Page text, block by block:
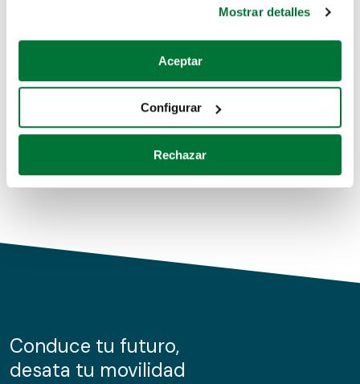
Si lo permite, también quisiéramos:
Recopilar información sobre su ubicación geográfica
Identificar su dispositivo analizándolo activamente
para buscar características específicas (huellas
Obtenga más información sobre cómo se procesan sus
de cookies.
información sobre el uso que haga del sitio web con
nuestros partners de redes sociales, publicidad y análisis
Mostrar detalles
Aceptar
Configurar
Rechazar
Coches de segunda mano
Coches de km0
Conduce tu futuro,
desata tu movilidad